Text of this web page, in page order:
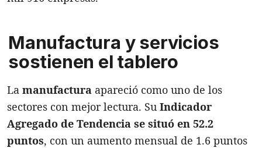
Manufactura y servicios
sostienen el tablero
La manufactura apareció como uno de los
sectores con mejor lectura. Su Indicador
Agregado de Tendencia se situó en 52.2
puntos, con un aumento mensual de 1.6 puntos